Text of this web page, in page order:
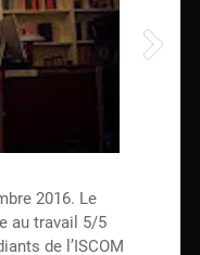
2016. Le
au travail 5/5
de l’ISCOM